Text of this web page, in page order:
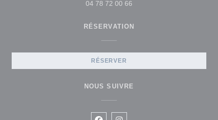
04 78 72 00 66
RÉSERVATION
RÉSERVER
NOUS SUIVRE